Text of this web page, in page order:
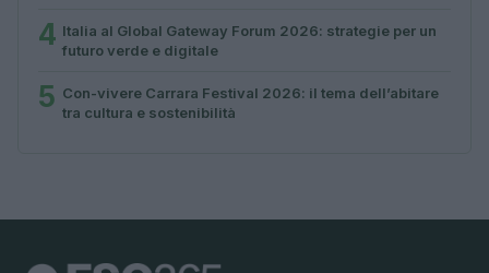
4 Italia al Global Gateway Forum 2026: strategie per un
futuro verde e digitale
5 Con-vivere Carrara Festival 2026: il tema dell’abitare
tra cultura e sostenibilità